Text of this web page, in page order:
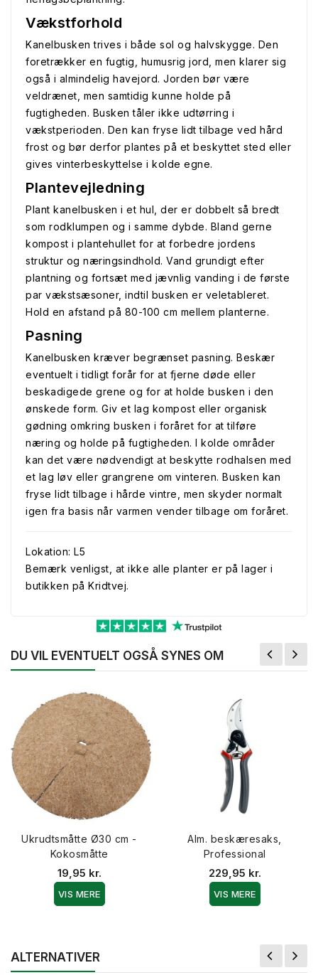
Vækstforhold
Kanelbusken trives i både sol og halvskygge. Den
foretrækker en fugtig, humusrig jord, men klarer sig
også i almindelig havejord. Jorden bør være
veldrænet, men samtidig kunne holde på
fugtigheden. Busken tåler ikke udtørring i
vækstperioden. Den kan fryse lidt tilbage ved hård
frost og bør derfor plantes på et beskyttet sted eller
gives vinterbeskyttelse i kolde egne.
Plantevejledning
Plant kanelbusken i et hul, der er dobbelt så bredt
som rodklumpen og i samme dybde. Bland gerne
kompost i plantehullet for at forbedre jordens
struktur og næringsindhold. Vand grundigt efter
plantning og fortsæt med jævnlig vanding i de første
par vækstsæsoner, indtil busken er veletableret.
Hold en afstand på 80-100 cm mellem planterne.
Pasning
Kanelbusken kræver begrænset pasning. Beskær
eventuelt i tidligt forår for at fjerne døde eller
beskadigede grene og for at holde busken i den
ønskede form. Giv et lag kompost eller organisk
gødning omkring busken i foråret for at tilføre
næring og holde på fugtigheden. I kolde områder
kan det være nødvendigt at beskytte rodhalsen med
et lag løv eller grangrene om vinteren. Busken kan
fryse lidt tilbage i hårde vintre, men skyder normalt
igen fra basis når varmen vender tilbage om foråret.
Lokation: L5
Bemærk venligst, at ikke alle planter er på lager i
butikken på Kridtvej.
DU VIL EVENTUELT OGSÅ SYNES OM
Ukrudtsmåtte Ø30 cm -
Kokosmåtte
19,95 kr.
VIS MERE
Alm. beskæresaks,
Professional
229,95 kr.
VIS MERE
ALTERNATIVER